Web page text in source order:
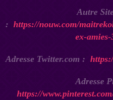
Autre
: https://nouw.com/
ex-
Adresse Twitter.com :
Adresse
https://